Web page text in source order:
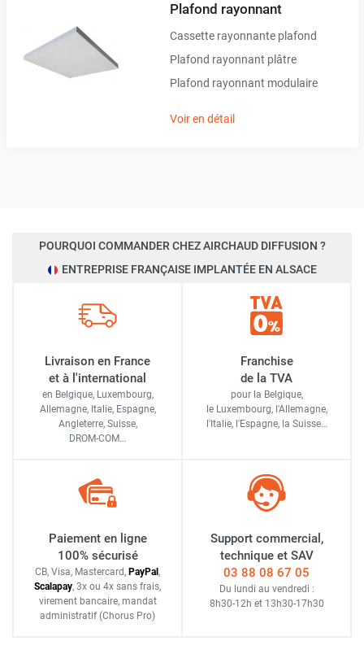
Plafond rayonnant
Cassette rayonnante plafond
Plafond rayonnant plâtre
Plafond rayonnant modulaire
Voir en détail
POURQUOI COMMANDER CHEZ AIRCHAUD DIFFUSION ?
ENTREPRISE FRANÇAISE IMPLANTÉE EN ALSACE
Livraison en France
et à l'international
en Belgique, Luxembourg,
Allemagne, Italie, Espagne,
Angleterre, Suisse,
DROM-COM…
Franchise
de la TVA
pour la Belgique,
le Luxembourg, l'Allemagne,
l'Italie, l'Espagne, la Suisse…
Paiement en ligne
100% sécurisé
CB, Visa, Mastercard, PayPal ,
Scalapay, 3x ou 4x sans frais,
virement bancaire, mandat
administratif (Chorus Pro)
Support commercial,
technique et SAV
03 88 08 67 05
Du lundi au vendredi :
8h30-12h et 13h30-17h30